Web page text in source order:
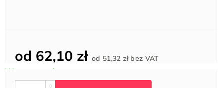
od 62,10 zł od 51,32 złbez VAT